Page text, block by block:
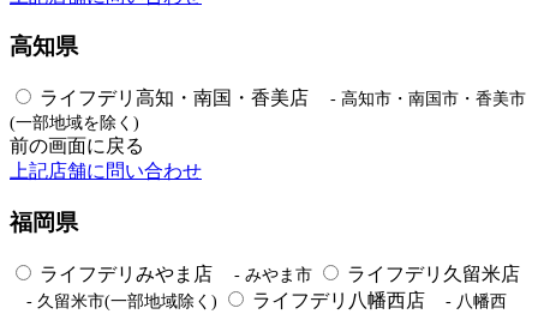
高知県
ライフデリ高知・南国・香美店
- 高知市・南国市・香美市
(一部地域を除く)
前の画面に戻る
上記店舗に問い合わせ
福岡県
ライフデリみやま店 - みやま市 ライフデリ久留米店
- 久留米市(一部地域除く) ライフデリ八幡西店
- 八幡西